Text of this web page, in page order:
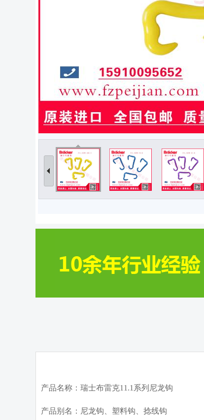
产品名称：瑞士布雷克11.1系列尼龙钩
产品别名：尼龙钩、塑料钩、捻线钩